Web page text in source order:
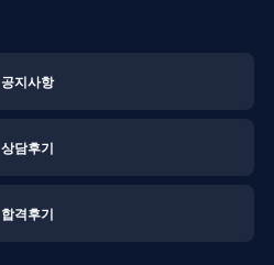
공지사항
상담후기
합격후기